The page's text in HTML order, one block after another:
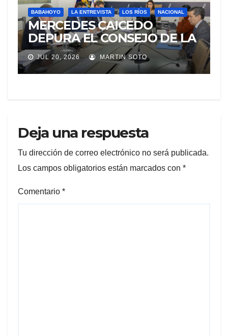
BABAHOYO LA ENTREVISTA LOS RÍOS NACIONAL
MERCEDES CAICEDO
DEPURA EL CONSEJO DE LA
JUDICATURA
JUL 20, 2026 MARTIN SOTO
Deja una respuesta
Tu dirección de correo electrónico no será publicada.
Los campos obligatorios están marcados con *
Comentario *